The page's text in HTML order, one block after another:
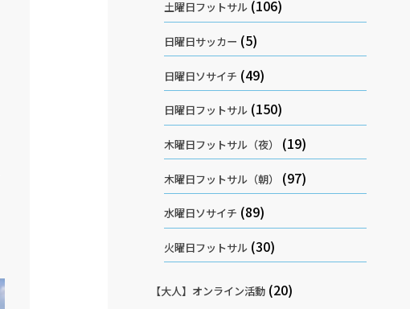
土曜日フットサル(106)
日曜日サッカー (5)
日曜日ソサイチ (49)
日曜日フットサル(150)
木曜日フットサル（夜） (19)
木曜日フットサル（朝） (97)
水曜日ソサイチ (89)
火曜日フットサル(30)
【大人】オンライン活動 (20)